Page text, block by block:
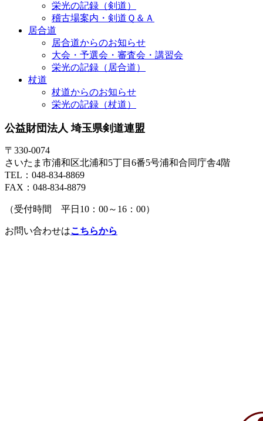
栄光の記録（剣道）
稽古場案内・剣道Ｑ＆Ａ
居合道
居合道からのお知らせ
大会・予選会・審査会・講習会
栄光の記録（居合道）
杖道
杖道からのお知らせ
栄光の記録（杖道）
公益財団法人 埼玉県剣道連盟
〒330-0074
さいたま市浦和区北浦和5丁目6番5号浦和合同庁舎4階
TEL：048-834-8869
FAX：048-834-8879
（受付時間 平日10：00～16：00）
お問い合わせはこちらから